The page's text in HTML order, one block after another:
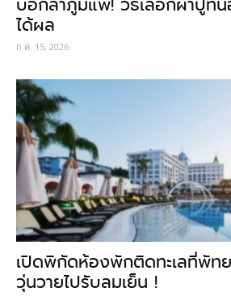
บอกลาภูมิแพ้! วิธีเลือกผ้าปูที่
ได้ผล
ก.ค. 15, 2026
เปิดพิกัดห้องพักติดทะเลที่พัท
วุ่นวายไปรับลมเย็น !